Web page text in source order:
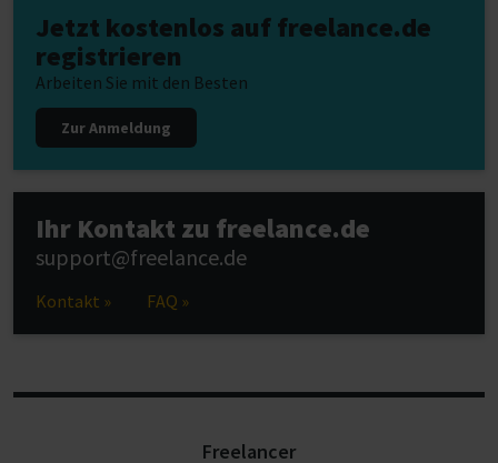
Jetzt kostenlos auf freelance.de
registrieren
Arbeiten Sie mit den Besten
Zur Anmeldung
Ihr Kontakt zu freelance.de
support@freelance.de
Kontakt » FAQ »
Freelancer